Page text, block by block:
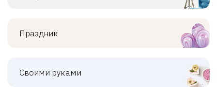
Праздник
Своими руками